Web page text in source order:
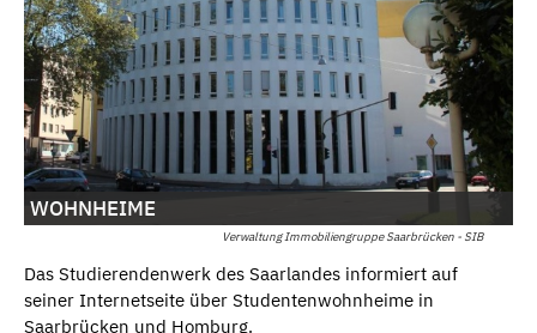
Verwaltung Immobiliengruppe Saarbrücken - SIB
WOHNHEIME
Das Studierendenwerk des Saarlandes informiert auf
seiner Internetseite über Studentenwohnheime in
Saarbrücken und Homburg.